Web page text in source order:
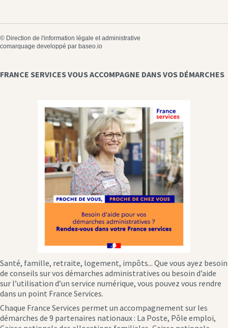
© Direction de l'information légale et administrative
comarquage developpé par baseo.io
FRANCE SERVICES VOUS ACCOMPAGNE DANS VOS DÉMARCHES
Santé, famille, retraite, logement, impôts... Que vous ayez besoin
de conseils sur vos démarches administratives ou besoin d’aide
sur l’utilisation d’un service numérique, vous pouvez vous rendre
dans un point France Services.
Chaque France Services permet un accompagnement sur les
démarches de 9 partenaires nationaux : La Poste, Pôle emploi,